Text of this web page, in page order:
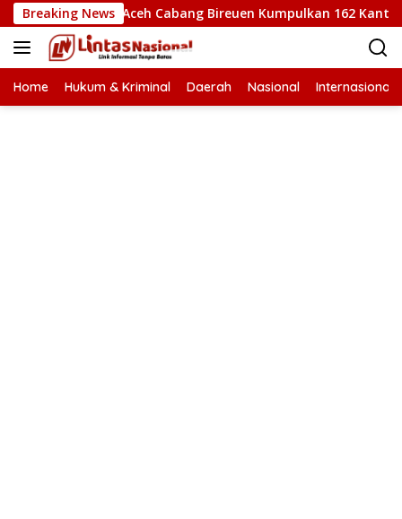
Langsung
ke
konten
Breaking News
Ke 53, Bank Aceh Cabang Bireuen Kumpulkan 162 Kantong
Home Hukum & Kriminal Daerah Nasional Internasional